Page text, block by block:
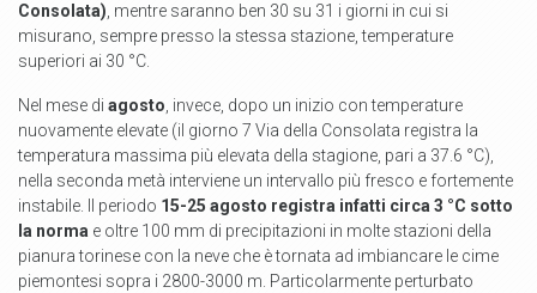
Consolata), mentre saranno ben 30 su 31 i giorni in cui si
misurano, sempre presso la stessa stazione, temperature
superiori ai 30 °C.
Nel mese di agosto, invece, dopo un inizio con temperature
nuovamente elevate (il giorno 7 Via della Consolata registra la
temperatura massima più elevata della stagione, pari a 37.6 °C),
nella seconda metà interviene un intervallo più fresco e fortemente
instabile. Il periodo 15-25 agosto registra infatti circa 3 °C sotto
la norma e oltre 100 mm di precipitazioni in molte stazioni della
pianura torinese con la neve che è tornata ad imbiancare le cime
piemontesi sopra i 2800-3000 m. Particolarmente perturbato